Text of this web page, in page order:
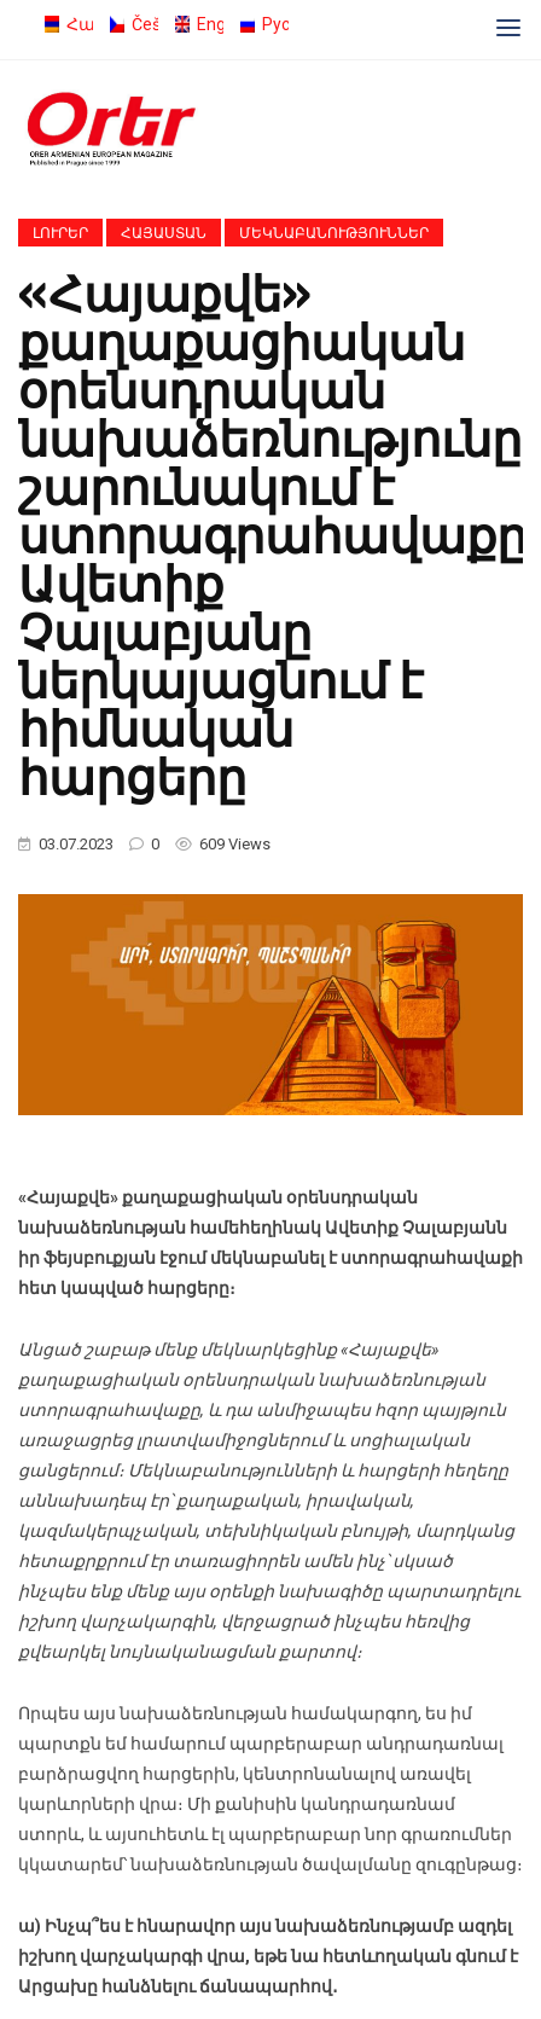
ՀայերենČeština English Русский
ԼՈՒՐԵՐ ՀԱՅԱՍՏԱՆ ՄԵԿՆԱԲԱՆՈՒԹՅՈՒՆՆԵՐ
«Հայաքվե»
քաղաքացիական
օրենսդրական
նախաձեռնությունը
շարունակում է
ստորագրահավաքը.
Ավետիք
Չալաբյանը
ներկայացնում է
հիմնական
հարցերը
03.07.2023 0 609 Views
«Հայաքվե» քաղաքացիական օրենսդրական
նախաձեռնության համեհեղինակ Ավետիք Չալաբյանն
իր ֆեյսբուքյան էջում մեկնաբանել է ստորագրահավաքի
հետ կապված հարցերը։
Անցած շաբաթ մենք մեկնարկեցինք «Հայաքվե»
քաղաքացիական օրենսդրական նախաձեռնության
ստորագրահավաքը, և դա անմիջապես հզոր պայթյուն
առաջացրեց լրատվամիջոցներում և սոցիալական
ցանցերում։ Մեկնաբանությունների և հարցերի հեղեղը
աննախադեպ էր՝ քաղաքական, իրավական,
կազմակերպչական, տեխնիկական բնույթի, մարդկանց
հետաքրքրում էր տառացիորեն ամեն ինչ՝ սկսած
ինչպես ենք մենք այս օրենքի նախագիծը պարտադրելու
իշխող վարչակարգին, վերջացրած ինչպես հեռվից
քվեարկել նույնականացման քարտով։
Որպես այսնախաձեռնության համակարգող, ես իմ
պարտքն եմ համարում պարբերաբար անդրադառնալ
բարձրացվող հարցերին, կենտրոնանալով առավել
կարևորների վրա։ Մի քանիսին կանդրադառնամ
ստորև, և այսուհետև էլ պարբերաբար նոր գրառումներ
կկատարեմ՝ նախաձեռնության ծավալմանը զուգընթաց։
ա) Ինչպ՞ես է հնարավոր այս նախաձեռնությամբ ազդել
իշխող վարչակարգի վրա, եթե նա հետևողական գնում է
Արցախը հանձնելու ճանապարհով․